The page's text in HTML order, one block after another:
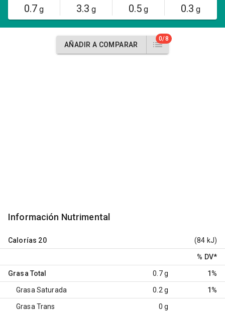
0.7g 3.3 g 0.5g 0.3 g
AÑADIR A COMPARAR
0/8
Información Nutrimental
Calorías 20 (84 kJ)
% DV*
Grasa Total 0.7 g 1%
Grasa Saturada 0.2 g 1%
Grasa Trans 0 g